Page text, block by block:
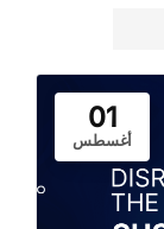
01
أغسطس